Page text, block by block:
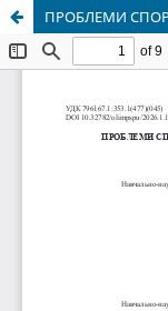
ПРОБЛЕМИ